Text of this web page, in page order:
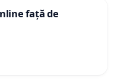
față de